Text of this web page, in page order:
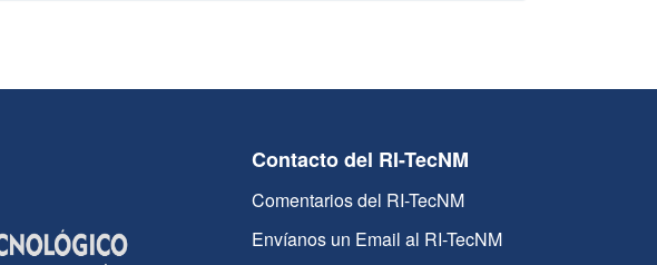
Contacto del RI-TecNM
Comentarios del RI-TecNM
Envíanos un Email al RI-TecNM